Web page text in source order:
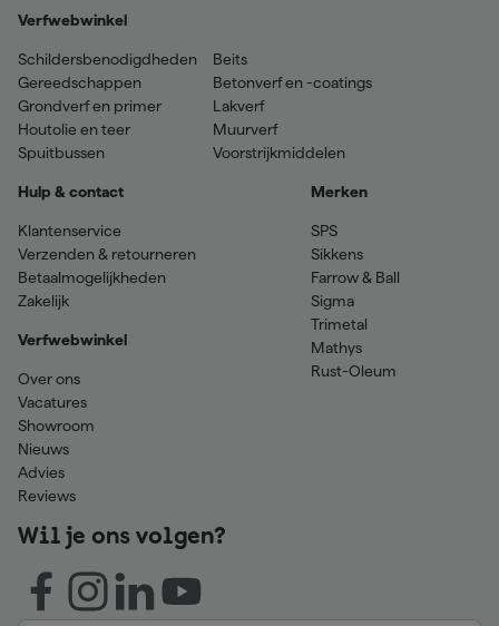
Verfwebwinkel
Schildersbenodigdheden
Gereedschappen
Grondverf en primer
Houtolie en teer
Spuitbussen
Beits
Betonverf en -coatings
Lakverf
Muurverf
Voorstrijkmiddelen
Hulp & contact
Klantenservice
Verzenden & retourneren
Betaalmogelijkheden
Zakelijk
Verfwebwinkel
Over ons
Vacatures
Showroom
Nieuws
Advies
Reviews
Merken
SPS
Sikkens
Farrow & Ball
Sigma
Trimetal
Mathys
Rust-Oleum
Wil je ons volgen?